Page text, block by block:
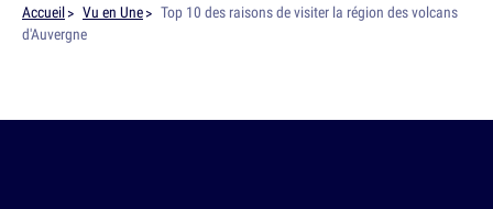
Accueil Vu en Une
Top 10 des raisons de visiter la région des volcans
d'Auvergne